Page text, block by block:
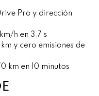
Pro y dirección
h en 3,7 s
y cero emisiones de
km en 10 minutos